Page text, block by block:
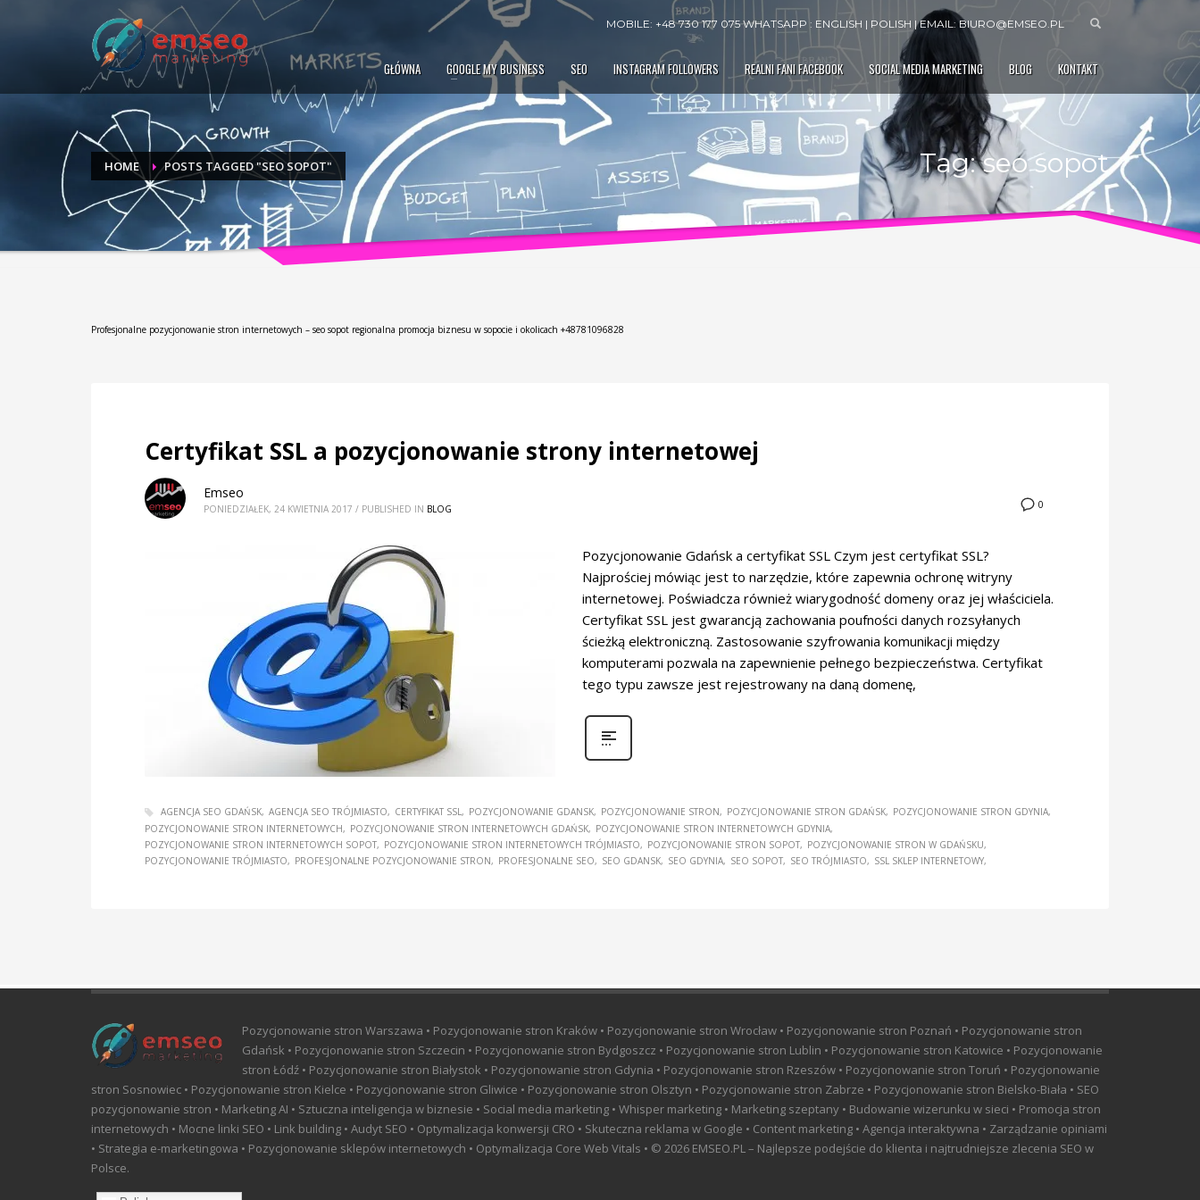
MOBILE: +48 730 177 075 WHATSAPP : ENGLISH | POLISH | EMAIL:BIURO@EMSEO.PL
GŁÓWNA GOOGLE MY BUSINESS SEO INSTAGRAM FOLLOWERS REALNI FANI FACEBOOK SOCIAL MEDIA MARKETING BLOG KONTAKT
HOME POSTS TAGGED "SEO SOPOT" Tag: seo sopot
Profesjonalne pozycjonowanie stron internetowych – seo sopot regionalna promocja biznesu w sopocie i okolicach +48781096828
Certyfikat SSL a pozycjonowanie strony internetowej
0
Emseo
PONIEDZIAŁEK, 24 KWIETNIA 2017 / PUBLISHED IN BLOG
Pozycjonowanie Gdańsk a certyfikat SSL Czym jest certyfikat SSL?
Najprościej mówiąc jest to narzędzie, które zapewnia ochronę witryny
internetowej. Poświadcza również wiarygodność domeny oraz jej właściciela.
Certyfikat SSL jest gwarancją zachowania poufności danych rozsyłanych
ścieżką elektroniczną. Zastosowanie szyfrowania komunikacji między
komputerami pozwala na zapewnienie pełnego bezpieczeństwa. Certyfikat
tego typu zawsze jest rejestrowany na daną domenę,
AGENCJA SEO GDAŃSK AGENCJA SEO TRÓJMIASTO CERTYFIKAT SSL POZYCJONOWANIE GDANSK POZYCJONOWANIE STRON POZYCJONOWANIE STRON GDAŃSK
POZYCJONOWANIE STRON GDYNIA
POZYCJONOWANIE STRON INTERNETOWYCH
POZYCJONOWANIE STRON INTERNETOWYCH GDAŃSK
POZYCJONOWANIE STRON INTERNETOWYCH GDYNIA
POZYCJONOWANIE STRON INTERNETOWYCH SOPOT
POZYCJONOWANIE STRON INTERNETOWYCH TRÓJMIASTO POZYCJONOWANIE STRON SOPOT
POZYCJONOWANIE STRON W GDAŃSKU
POZYCJONOWANIE TRÓJMIASTO
PROFESJONALNE POZYCJONOWANIE STRON PROFESJONALNE SEO SEO GDANSK SEO GDYNIA SEO SOPOT SEO TRÓJMIASTO SSL SKLEP INTERNETOWY
Pozycjonowanie stron Warszawa • Pozycjonowanie stron Kraków • Pozycjonowanie stron Wrocław • Pozycjonowanie stron Poznań • Pozycjonowanie stron
Gdańsk • Pozycjonowanie stron Szczecin • Pozycjonowanie stron Bydgoszcz • Pozycjonowanie stron Lublin • Pozycjonowanie stron Katowice • Pozycjonowanie
stron Łódź • Pozycjonowanie stron Białystok • Pozycjonowanie stron Gdynia • Pozycjonowanie stron Rzeszów • Pozycjonowanie stron Toruń • Pozycjonowanie
stron Sosnowiec • Pozycjonowanie stron Kielce • Pozycjonowanie stron Gliwice • Pozycjonowanie stron Olsztyn • Pozycjonowanie stron Zabrze • Pozycjonowanie stron Bielsko-Biała • SEO
pozycjonowanie stron • Marketing AI • Sztuczna inteligencja w biznesie • Social media marketing • Whisper marketing • Marketing szeptany • Budowanie wizerunku w sieci • Promocja stron
internetowych • Mocne linki SEO • Link building • Audyt SEO • Optymalizacja konwersji CRO • Skuteczna reklama w Google • Content marketing • Agencja interaktywna • Zarządzanie opiniami
• Strategia e-marketingowa • Pozycjonowanie sklepów internetowych • Optymalizacja Core Web Vitals • © 2026 EMSEO.PL – Najlepsze podejście do klienta i najtrudniejsze zlecenia SEO w
Polsce.